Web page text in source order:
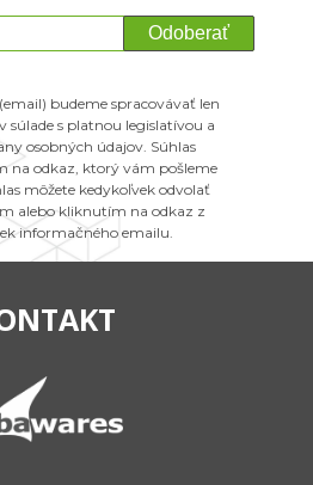
Odoberať
budeme spracovávať len
súlade s platnou legislatívou a
osobných údajov. Súhlas
na odkaz, ktorý vám pošleme
môžete kedykoľvek odvolať
alebo kliknutím na odkaz z
informačného emailu.